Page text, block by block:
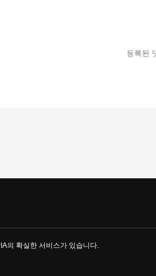
등록된
의 확실한 서비스가 있습니다.